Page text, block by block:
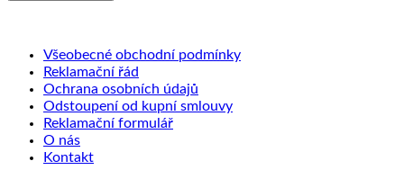
Všeobecné obchodní podmínky
Reklamační řád
Ochrana osobních údajů
Odstoupení od kupní smlouvy
Reklamační formulář
O nás
Kontakt